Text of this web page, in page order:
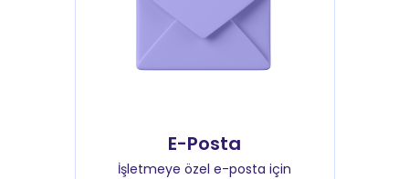
E-Posta
İşletmeye özel e-posta için